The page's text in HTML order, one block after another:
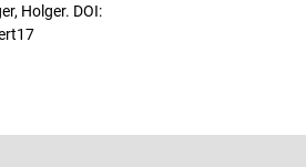
Holger. DOI: